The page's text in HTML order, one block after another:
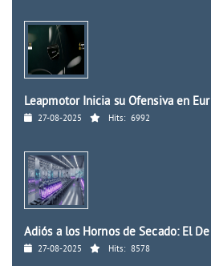
Leapmotor Inicia su Ofensiva en Eur
27-08-2025 Hits: 6992
Adiós a los Hornos de Secado: El De
27-08-2025 Hits: 8578